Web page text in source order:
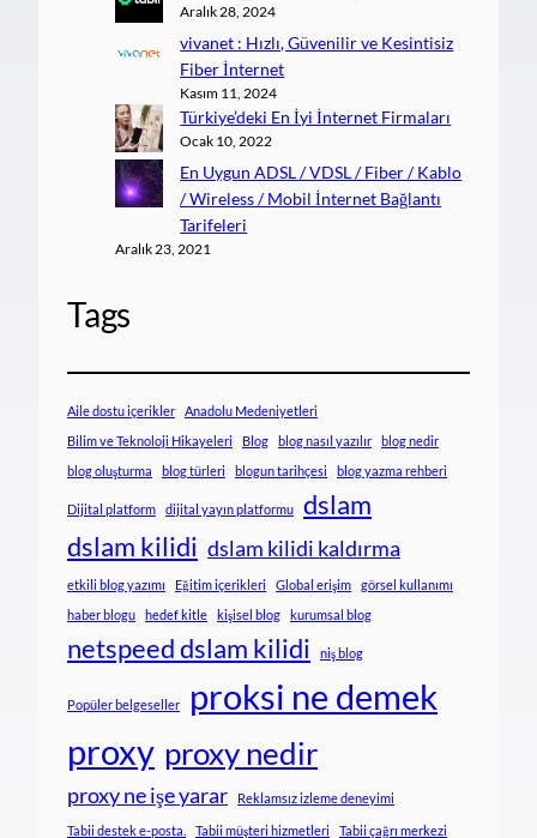
Aralık 28, 2024
vivanet : Hızlı, Güvenilir ve Kesintisiz
Fiber İnternet
Kasım 11, 2024
Türkiye’deki En İyi İnternet Firmaları
Ocak 10, 2022
En Uygun ADSL / VDSL / Fiber / Kablo
/ Wireless / Mobil İnternet Bağlantı
Tarifeleri
Aralık 23, 2021
Tags
Aile dostu içerikler
Anadolu Medeniyetleri
Bilim ve Teknoloji Hikayeleri
Blog blog nasıl yazılır
blog nedir
blog oluşturma
blog türleri blogun tarihçesi blog yazma rehberi
Dijital platform dijital yayın platformu
dslam
dslam kilidi dslam kilidi kaldırma
etkili blog yazımı Eğitim içerikleri Global erişim
görsel kullanımı
haber blogu
hedef kitle kişisel blog kurumsal blog
netspeed dslam kilidi niş blog
Popüler belgeseller
proksi ne demek
proxy proxy nedir
proxy ne işe yarar Reklamsız izleme deneyimi
Tabii destek e-posta. Tabii müşteri hizmetleri Tabii çağrı merkezi